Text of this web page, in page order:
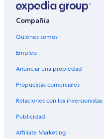
Hoteles en Calacali
Lodges en Calacali
Villas en Calacali
Hoteles cerca de Sitio
Rumicucho
Hoteles en Puéllaro
Hoteles cerca de
Hoteles 2 estrellas en
Hoteles 3 estrellas en
Hoteles 4 estrellas en
Compañía
Quiénes somos
Empleo
Anunciar una propiedad
Propuestas comerciales
Relaciones con los inversionistas
Publicidad
Affiliate Marketing